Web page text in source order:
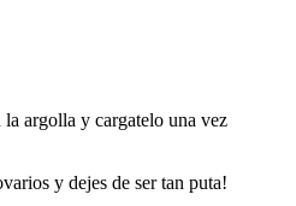
argolla y cargatelo una vez
y dejes de ser tan puta!